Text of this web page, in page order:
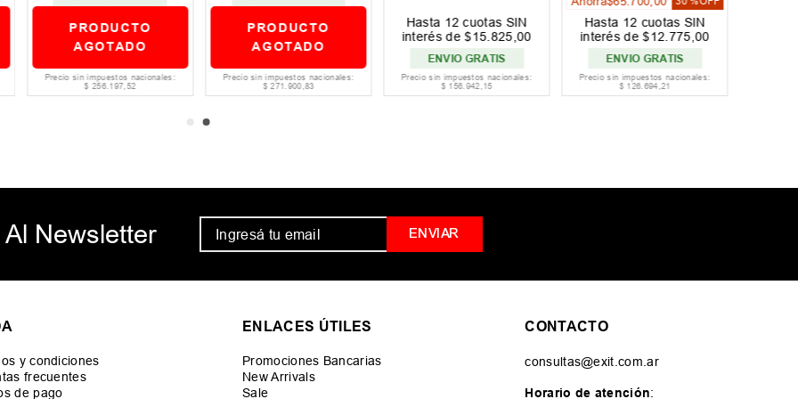
PRODUCTO
AGOTADO
Precio sin impuestos nacionales:
$ 256.197,52
PRODUCTO
AGOTADO
Precio sin impuestos nacionales:
$ 271.900,83
Hasta 12 cuotas SIN
interés de$15 825 ,00
ENVIO GRATIS
Precio sin impuestos nacionales:
$ 156.942,15
Hasta 12 cuotas SIN
interés de$12 .775 ,00
ENVIO GRATIS
Precio sin impuestos nacionales:
$ 126.694,21
Newsletter ENVIAR
y condiciones
frecuentes
de pago
ENLACES ÚTILES
Promociones Bancarias
New Arrivals
Sale
CONTACTO
consultas@exit.com.ar
Horario de atención: